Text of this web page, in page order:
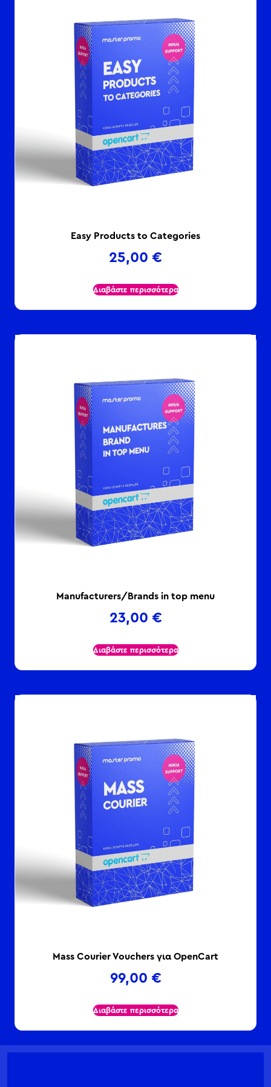
Easy Products to Categories
25,00 €
Διαβάστε περισσότερα
Manufacturers/Brands in top menu
23,00 €
Διαβάστε περισσότερα
Mass Courier Vouchers για OpenCart
99,00 €
Διαβάστε περισσότερα